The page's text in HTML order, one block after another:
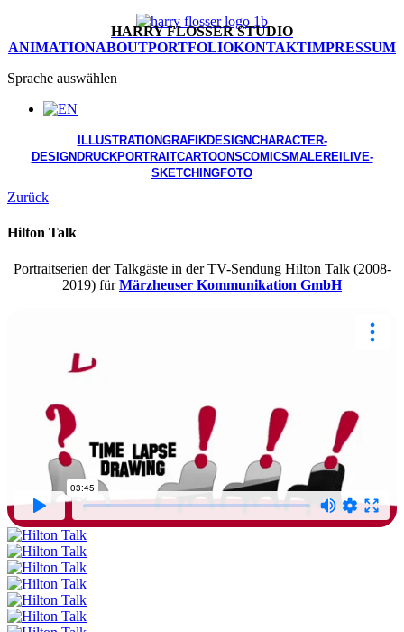
HARRY FLOSSER STUDIO
ANIMATIONABOUTPORTFOLIOKONTAKTIMPRESSUM
Sprache auswählen
ILLUSTRATIONGRAFIKDESIGNCHARACTER-
DESIGN DRUCKPORTRAITCARTOONSCOMICS MALEREI LIVE-
SKETCHINGFOTO
Zurück
Hilton Talk
Portraitserien der Talkgäste in der TV-Sendung Hilton Talk (2008-
2019) fürMärzheuser Kommunikation GmbH